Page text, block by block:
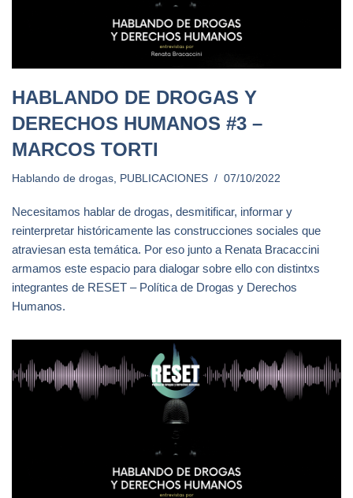
HABLANDO DE DROGAS Y
DERECHOS HUMANOS #3 –
MARCOS TORTI
Hablando de drogas, PUBLICACIONES 07/10/2022
Necesitamos hablar de drogas, desmitificar, informar y
reinterpretar históricamente las construcciones sociales que
atraviesan esta temática. Por eso junto a Renata Bracaccini
armamos este espacio para dialogar sobre ello con distintxs
integrantes de RESET – Política de Drogas y Derechos
Humanos.